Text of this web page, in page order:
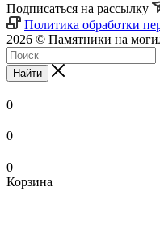
Подписаться на рассылку
Политика обработки
2026 © Памятники на
Найти
0
0
0
Корзина